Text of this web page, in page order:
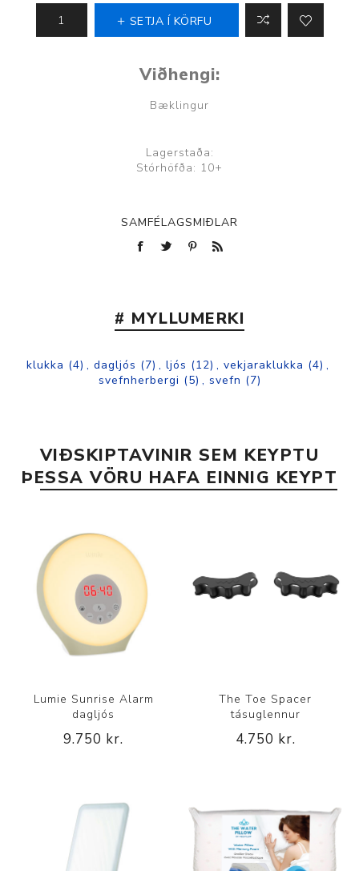
SETJA Í KÖRFU
Viðhengi:
Bæklingur
Lagerstaða:
Stórhöfða: 10+
SAMFÉLAGSMIÐLAR
# MYLLUMERKI
klukka (4) , dagljós (7) , ljós (12) , vekjaraklukka (4) ,
svefnherbergi (5) , svefn (7)
VIÐSKIPTAVINIR SEM KEYPTU
ÞESSA VÖRU HAFA EINNIG KEYPT
Lumie Sunrise Alarm
dagljós
9.750 kr.
The Toe Spacer
tásuglennur
4.750 kr.